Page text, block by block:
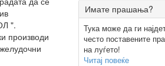
".
производи
Имате прашања?
Тука може да ги
често поставените
на луѓето!
Читај повеќе